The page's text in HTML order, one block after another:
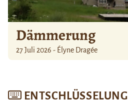
Dämmerung
27 Juli 2026 - Élyne Dragée
ENTSCHLÜSSELUNG